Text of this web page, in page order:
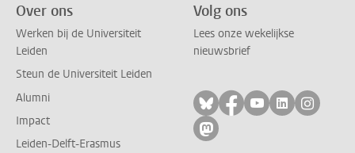
Over ons
Werken bij de Universiteit
Leiden
Steun de Universiteit Leiden
Alumni
Impact
Leiden-Delft-Erasmus
Volg ons
Lees onze wekelijkse
nieuwsbrief
Volg ons op bluesky
Volg ons op
Volg ons op
Volg ons
Volg
Volg ons op mastodon